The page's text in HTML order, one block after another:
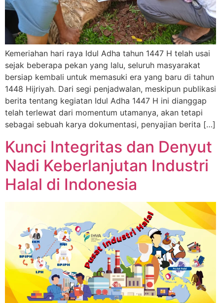
Kemeriahan hari raya Idul Adha tahun 1447 H telah usai
sejak beberapa pekan yang lalu, seluruh masyarakat
bersiap kembali untuk memasuki era yang baru di tahun
1448 Hijriyah. Dari segi penjadwalan, meskipun publikasi
berita tentang kegiatan Idul Adha 1447 H ini dianggap
telah terlewat dari momentum utamanya, akan tetapi
sebagai sebuah karya dokumentasi, penyajian berita […]
Kunci Integritas dan Denyut
Nadi Keberlanjutan Industri
Halal di Indonesia